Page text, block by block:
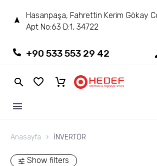
Hasanpaşa, Fahrettin Kerim Gökay
Apt No:63 D:1, 34722
+90 533 553 29 42
Anasayfa İNVERTÖR
Show filters